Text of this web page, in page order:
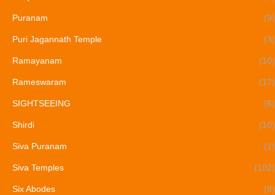
Puranam (9)
Puri Jagannath Temple (3)
Ramayanam (10)
Rameswaram (17)
SIGHTSEEING (6)
Shirdi (10)
Siva Puranam (1)
Siva Temples (102)
Six Abodes (8)